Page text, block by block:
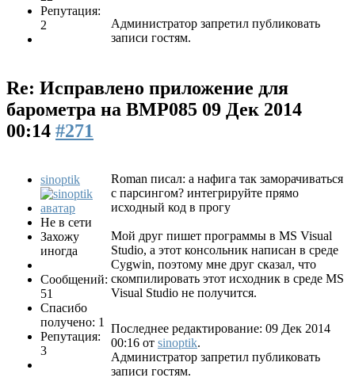
Репутация:
2
Администратор запретил публиковать
записи гостям.
Re: Исправлено приложение для
барометра на BMP085 09 Дек 2014
00:14 #271
sinoptik
Не в сети
Захожу
иногда
Сообщений:
51
Спасибо
получено: 1
Репутация:
3
Roman писал: а нафига так заморачиваться
с парсингом? интегрируйте прямо
исходный код в прогу
Мой друг пишет программы в MS Visual
Studio, а этот консольник написан в среде
Cygwin, поэтому мне друг сказал, что
скомпилировать этот исходник в среде MS
Visual Studio не получится.
Последнее редактирование: 09 Дек 2014
00:16 от sinoptik.
Администратор запретил публиковать
записи гостям.